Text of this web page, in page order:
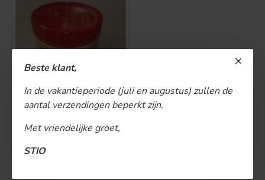
Beste klant,
In de vakantieperiode (juli en augustus) zullen de
aantal verzendingen beperkt zijn.
Met vriendelijke groet,
STIO
Zundfix 8mm
€ 22,50
BESTELLEN